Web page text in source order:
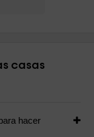
casas
hacer